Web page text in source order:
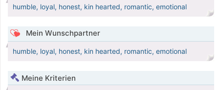
humble, loyal, honest, kin hearted, romantic, emotional
Mein Wunschpartner
humble, loyal, honest, kin hearted, romantic, emotional
Meine Kriterien